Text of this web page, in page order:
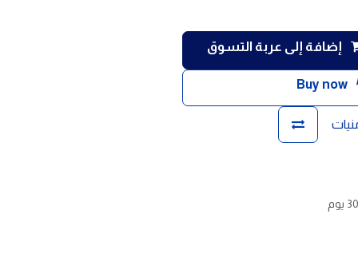
إضافة إلى عربة التسوق
Buy now